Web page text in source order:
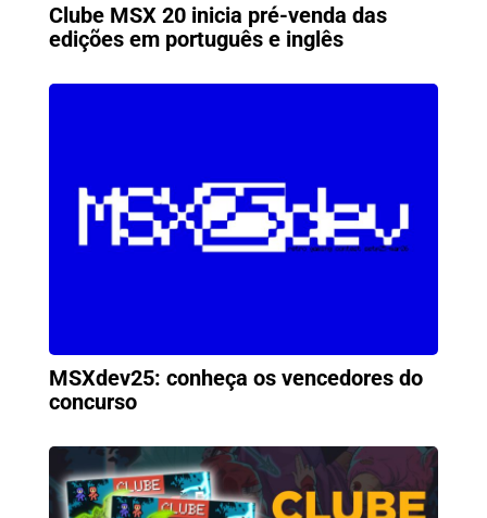
Clube MSX 20 inicia pré-venda das
edições em português e inglês
MSXdev25: conheça os vencedores do
concurso